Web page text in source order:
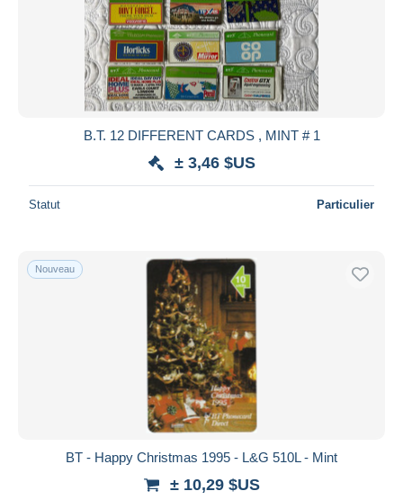
B.T. 12 DIFFERENT CARDS , MINT # 1
± 3,46 $US
Statut Particulier
Nouveau
BT - Happy Christmas 1995 - L&G 510L - Mint
± 10,29 $US